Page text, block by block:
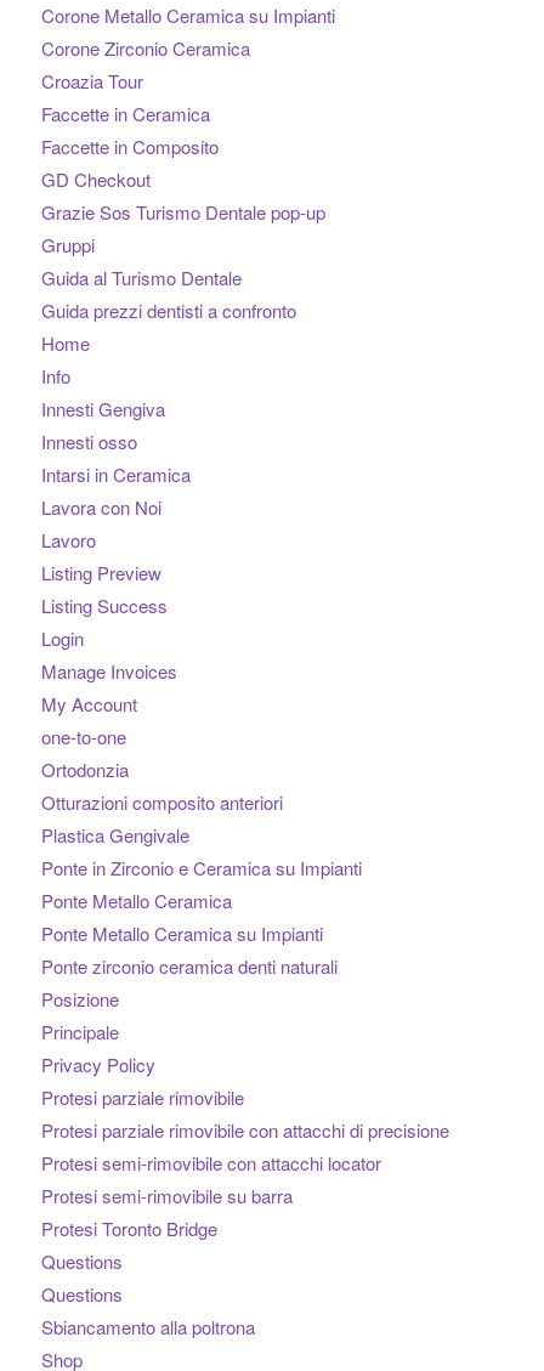
Corone Metallo Ceramica su Impianti
Corone Zirconio Ceramica
Croazia Tour
Faccette in Ceramica
Faccette in Composito
GD Checkout
Grazie Sos Turismo Dentale pop-up
Gruppi
Guida al Turismo Dentale
Guida prezzi dentisti a confronto
Home
Info
Innesti Gengiva
Innesti osso
Intarsi in Ceramica
Lavora con Noi
Lavoro
Listing Preview
Listing Success
Login
Manage Invoices
My Account
one-to-one
Ortodonzia
Otturazioni composito anteriori
Plastica Gengivale
Ponte in Zirconio e Ceramica su Impianti
Ponte Metallo Ceramica
Ponte Metallo Ceramica su Impianti
Ponte zirconio ceramica denti naturali
Posizione
Principale
Privacy Policy
Protesi parziale rimovibile
Protesi parziale rimovibile con attacchi di precisione
Protesi semi-rimovibile con attacchi locator
Protesi semi-rimovibile su barra
Protesi Toronto Bridge
Questions
Questions
Sbiancamento alla poltrona
Shop